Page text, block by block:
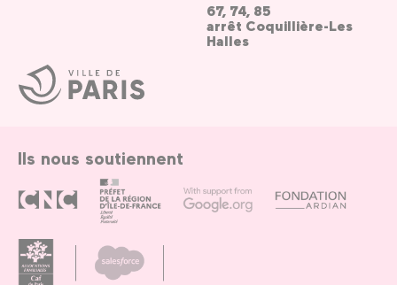
Ville
de
Paris
67, 74, 85
arrêt Coquillière-Les
Halles
Ils nous soutiennent